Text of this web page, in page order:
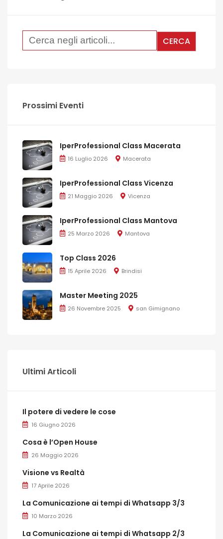
Prossimi Eventi
IperProfessional Class Macerata
16 Luglio 2026 Macerata
IperProfessional Class Vicenza
21 Maggio 2026 Vicenza
IperProfessional Class Mantova
25 Marzo 2026 Mantova
Top Class 2026
15 Aprile 2026 Brindisi
Master Meeting 2025
26 Novembre 2025 san Gimignano
Ultimi Articoli
Il potere di vedere le cose
16 Giugno 2026
Cosa è l’Open House
26 Maggio 2026
Visione vs Realtà
17 Aprile 2026
La Comunicazione ai tempi di Whatsapp 3/3
10 Marzo 2026
La Comunicazione ai tempi di Whatsapp 2/3